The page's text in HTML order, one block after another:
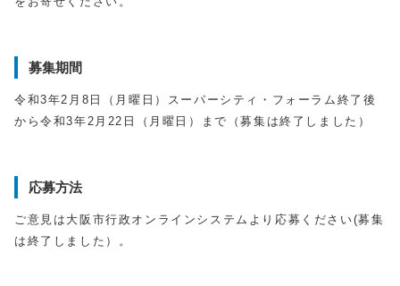
募集期間
令和3年2月8日（月曜日）スーパーシティ・フォーラム終了後
から令和3年2月22日（月曜日）まで（募集は終了しました）
応募方法
ご意見は大阪市行政オンラインシステムより応募ください(募集
は終了しました）。